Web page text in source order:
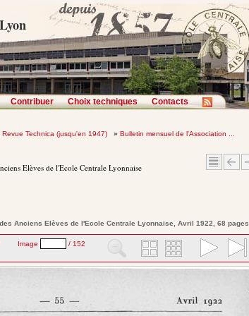
Contribuer Choix techniques Contacts
Revue Technica (jusqu'en 1947) » Bulletin mensuel de l'Association ...
Elèves de l'Ecole Centrale Lyonnaise
Anciens Elèves de l'Ecole Centrale Lyonnaise, Avril 1922, 68 pages
Image / 152